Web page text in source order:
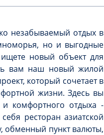
незабываемый отдых в
но и выгодные
новый объект для
вам наш новый жилой
который сочетает в
жизни. Здесь вы
комфортного отдыха -
ресторан азиатской
обменный пункт валюты,